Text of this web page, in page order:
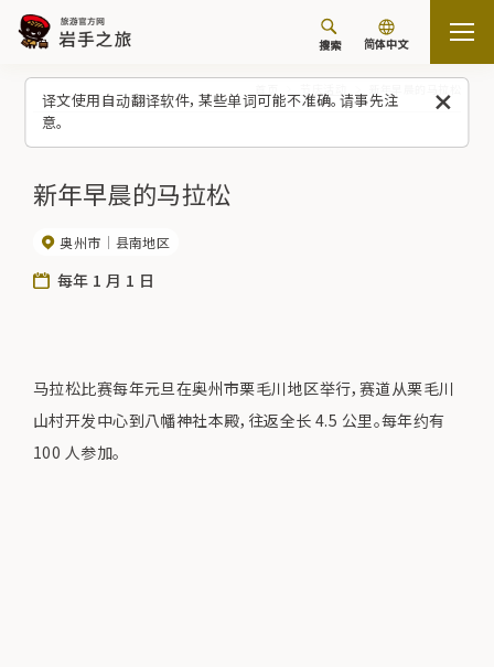
译文使用自动翻译软件，某些单词可能不准确。请事先注
意。
搜索 简体中文
新年早晨的马拉松
奥州市 县南地区
每年 1 月 1 日
马拉松比赛每年元旦在奥州市栗毛川地区举行，赛道从栗毛川
山村开发中心到八幡神社本殿，往返全长 4.5 公里。每年约有
100 人参加。